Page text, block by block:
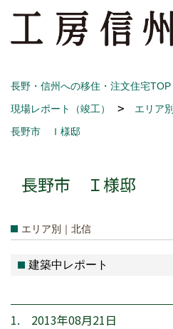
長野・信州への移住・注文住宅TOP
現場レポート（竣工）
エリア別
長野市 Ｉ様邸
長野市 Ｉ様邸
エリア別｜北信
建築中レポート
1. 2013年08月21日